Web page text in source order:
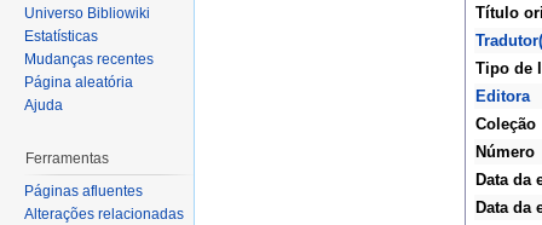
Título
Tipo de
Editora
Coleção
Número
Data da
Data da
Universo Bibliowiki
Estatísticas
Mudanças recentes
Página aleatória
Ajuda
Ferramentas
Páginas afluentes
Alterações relacionadas